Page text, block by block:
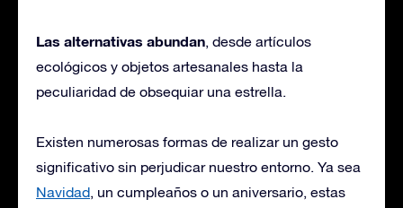
Las alternativas abundan, desde artículos
ecológicos y objetos artesanales hasta la
peculiaridad de obsequiar una estrella.
Existen numerosas formas de realizar un gesto
significativo sin perjudicar nuestro entorno. Ya sea
Navidad, un cumpleaños o un aniversario, estas